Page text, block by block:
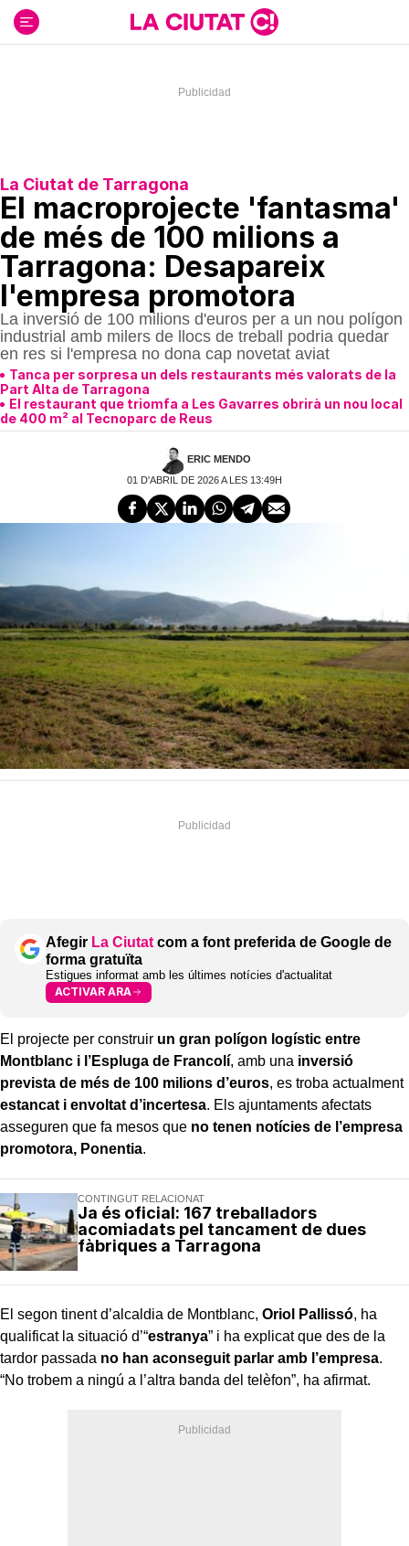
contenido
La Ciutat de Tarragona
El macroprojecte 'fantasma'
de més de 100 milions a
Tarragona: Desapareix
l'empresa promotora
La inversió de 100 milions d'euros per a un nou polígon
industrial amb milers de llocs de treball podria quedar
en res si l'empresa no dona cap novetat aviat
Tanca per sorpresa un dels restaurants més valorats de la
Part Alta de Tarragona
El restaurant que triomfa a Les Gavarres obrirà un nou local
de 400 m² al Tecnoparc de Reus
ERIC MENDO
01 D'ABRIL DE 2026 A LES 13:49H
Afegir La Ciutat com a font preferida de Google de
forma gratuïta
Estigues informat amb les últimes notícies d'actualitat
ACTIVAR ARA
El projecte per construir un gran polígon logístic entre
Montblanc i l’Espluga de Francolí, amb una inversió
prevista de més de 100 milions d’euros, es troba actualment
estancat i envoltat d’incertesa. Els ajuntaments afectats
asseguren que fa mesos que no tenen notícies de l’empresa
promotora, Ponentia.
CONTINGUT RELACIONAT
Ja és oficial: 167 treballadors
acomiadats pel tancament de dues
fàbriques a Tarragona
El segon tinent d’alcaldia de Montblanc, Oriol Pallissó, ha
qualificat la situació d’“estranya” i ha explicat que des de la
tardor passada no han aconseguit parlar amb l’empresa.
“No trobem a ningú a l’altra banda del telèfon”, ha afirmat.